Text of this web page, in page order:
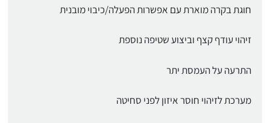
חוגת בקרה מוארת עם אפשרות הפעלה/כיבוי מובנית
זיהוי עודף קצף וביצוע שטיפה נוספת
התרעה על העמסת יתר
מערכת לזיהוי חוסר איזון לפני סחיטה